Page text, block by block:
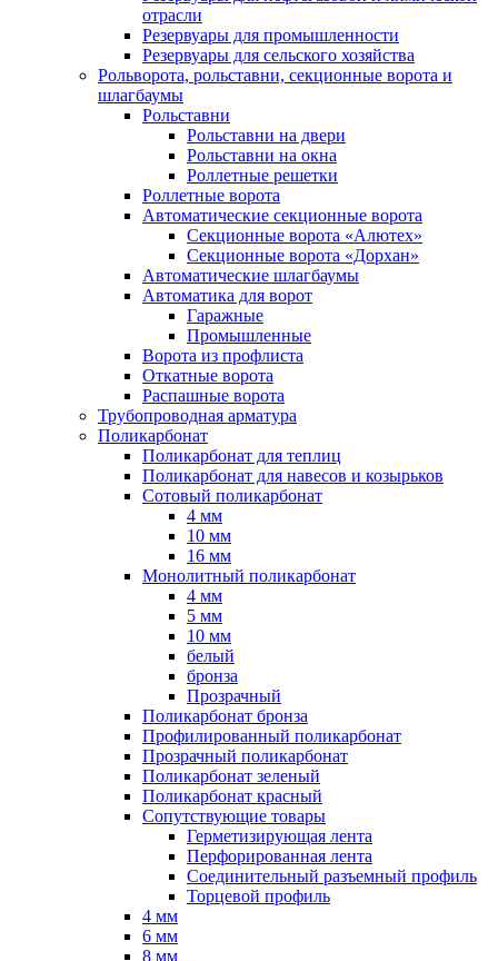
отрасли
Резервуары для промышленности
Резервуары для сельского хозяйства
Рольворота, рольставни, секционные ворота и
шлагбаумы
Рольставни
Рольставни на двери
Рольставни на окна
Роллетные решетки
Роллетные ворота
Автоматические секционные ворота
Секционные ворота «Алютех»
Секционные ворота «Дорхан»
Автоматические шлагбаумы
Автоматика для ворот
Гаражные
Промышленные
Ворота из профлиста
Откатные ворота
Распашные ворота
Трубопроводная арматура
Поликарбонат
Поликарбонат для теплиц
Поликарбонат для навесов и козырьков
Сотовый поликарбонат
4 мм
10 мм
16 мм
Монолитный поликарбонат
4 мм
5 мм
10 мм
белый
бронза
Прозрачный
Поликарбонат бронза
Профилированный поликарбонат
Прозрачный поликарбонат
Поликарбонат зеленый
Поликарбонат красный
Сопутствующие товары
Герметизирующая лента
Перфорированная лента
Соединительный разъемный профиль
Торцевой профиль
4 мм
6 мм
8 мм